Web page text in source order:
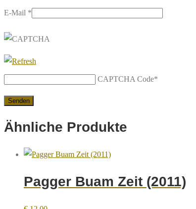
E-Mail *
CAPTCHA Code*
Ähnliche Produkte
Pagger Buam Zeit (2011)